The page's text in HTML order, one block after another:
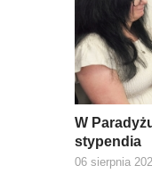
W
stypendia
06 sierpnia